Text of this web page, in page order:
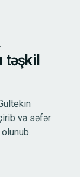
təşkil
və səfər